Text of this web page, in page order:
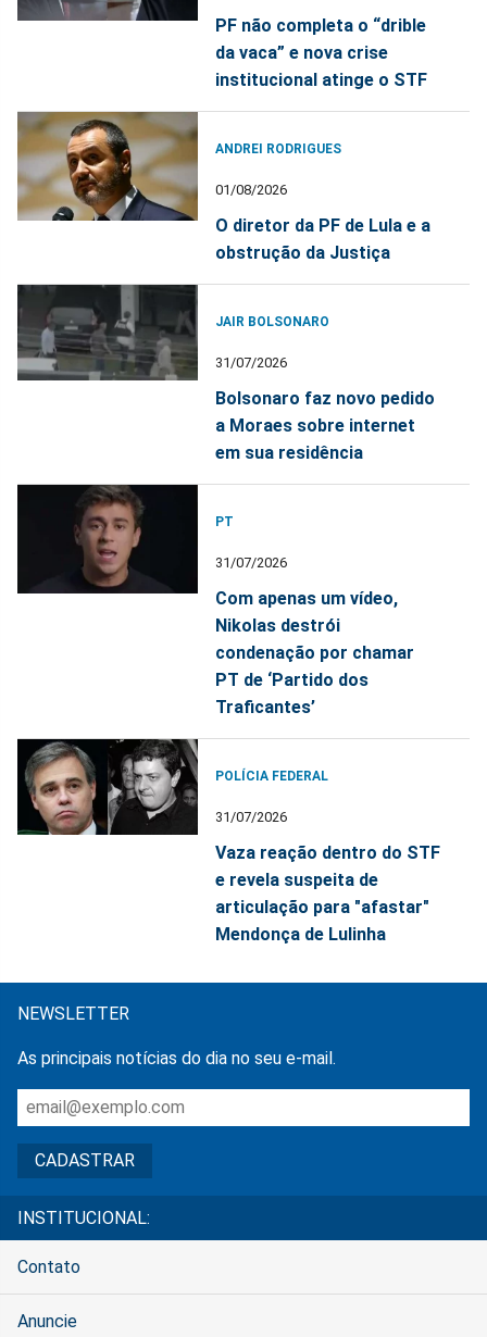
PF não completa o “drible
da vaca” e nova crise
institucional atinge o STF
ANDREI RODRIGUES
01/08/2026
O diretor da PF de Lula e a
obstrução da Justiça
JAIR BOLSONARO
31/07/2026
Bolsonaro faz novo pedido
a Moraes sobre internet
em sua residência
PT
31/07/2026
Com apenas um vídeo,
Nikolas destrói
condenação por chamar
PT de ‘Partido dos
Traficantes’
POLÍCIA FEDERAL
31/07/2026
Vaza reação dentro do STF
e revela suspeita de
articulação para "afastar"
Mendonça de Lulinha
NEWSLETTER
As principais notícias do dia no seu e-mail.
INSTITUCIONAL:
Contato
Anuncie